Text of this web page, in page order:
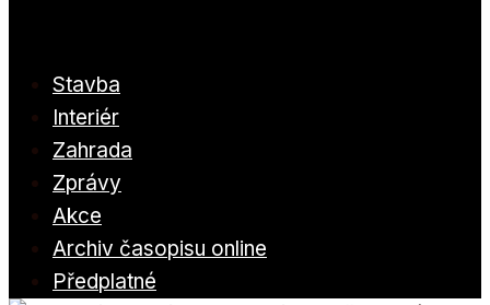
Stavba
Interiér
Zahrada
Zprávy
Akce
Archiv časopisu online
Předplatné